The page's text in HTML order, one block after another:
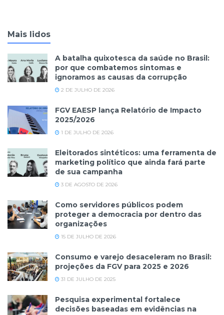
Mais lidos
A batalha quixotesca da saúde no Brasil:
por que combatemos sintomas e
ignoramos as causas da corrupção
2 DE JULHO DE 2026
FGV EAESP lança Relatório de Impacto
2025/2026
1 DE JULHO DE 2026
Eleitorados sintéticos: uma ferramenta de
marketing político que ainda fará parte
de sua campanha
3 DE AGOSTO DE 2026
Como servidores públicos podem
proteger a democracia por dentro das
organizações
15 DE JULHO DE 2026
Consumo e varejo desaceleram no Brasil:
projeções da FGV para 2025 e 2026
31 DE JULHO DE 2025
Pesquisa experimental fortalece
decisões baseadas em evidências na